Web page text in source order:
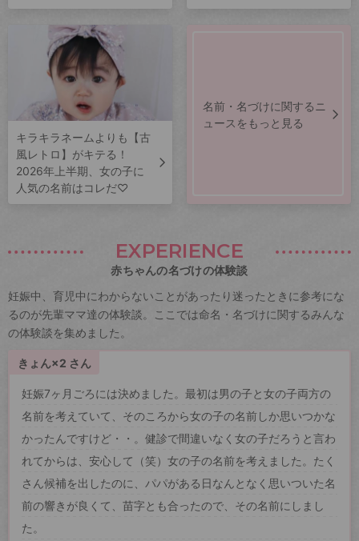
キラキラネームよりも【古
風レトロ】がキテる！
2026年上半期、女の子に
人気の名前はコレだ♡
名前・名づけに関するニ
ュースをもっと見る
EXPERIENCE
赤ちゃんの名づけの体験談
妊娠中、育児中にわからないことがあったり迷ったときに参考にな
るのが先輩ママ達の体験談。ここでは命名・名づけに関するみんな
の体験談を集めました。
きょん×2 さん
妊娠7ヶ月ごろには決めました。最初は男の子と女の子両方の
名前を考えていて、そのころから女の子の名前しか思いつかな
かったんですけど・・。健診で間違いなく女の子だろうと言わ
れてからは、安心して（笑）女の子の名前を考えました。たく
さん候補を出したのに、パパがある日なんとなく思いついた名
前の響きが良くて、苗字とも合ったので、その名前にしまし
た。